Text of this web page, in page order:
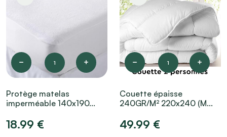
1
Protège matelas
imperméable 140x190...
18.99 €
1
Couette épaisse
240GR/M² 220x240 (M...
49.99 €